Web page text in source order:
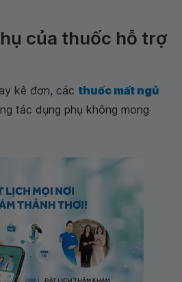
của thuốc hỗ trợ
kê đơn, các thuốc mất ngủ
tác dụng phụ không mong